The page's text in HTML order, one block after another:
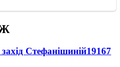
Стефанішиній19167